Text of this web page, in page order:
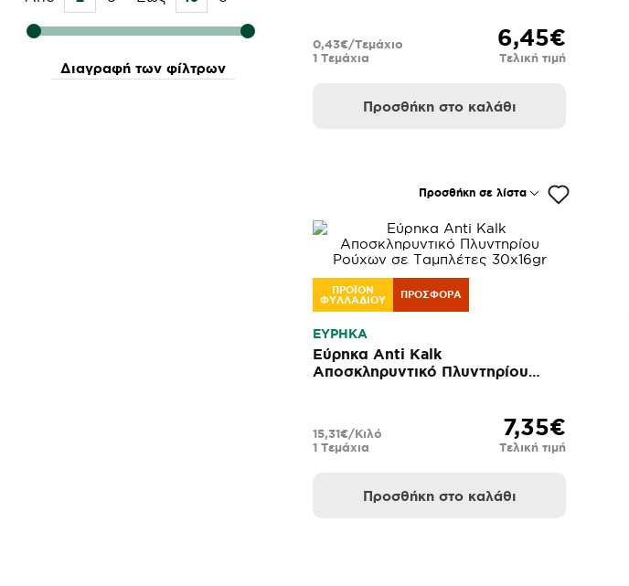
Διαγραφή των φίλτρων
6,45€
Τελική τιμή
1 Τεμάχια
0,43€/Τεμάχιο
Προσθήκη στο καλάθι
Προσθήκη σε λίστα
ΠΡΟΪΟΝ
ΦΥΛΛΑΔΙΟΥ
ΠΡΟΣΦΟΡΆ
ΕΥΡΗΚΑ
Εύρηκα Anti Kalk
Αποσκληρυντικό Πλυντηρίου
7,35€
Τελική τιμή
1 Τεμάχια
15,31€/Κιλό
Προσθήκη στο καλάθι